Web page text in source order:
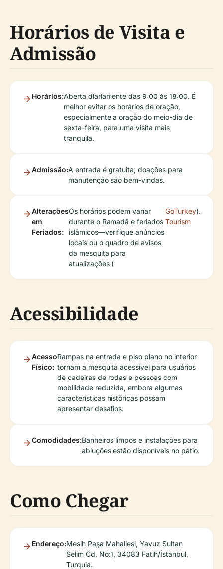
Horários de Visita e
Admissão
Horários:Aberta diariamente das 9:00 às 18:00. É
melhor evitar os horários de oração,
especialmente a oração do meio-dia de
sexta-feira, para uma visita mais
tranquila.
Admissão:A entrada é gratuita; doações para
manutenção são bem-vindas.
Alterações
em
Feriados:
Os horários podem variar
durante o Ramadã e feriados
islâmicos—verifique anúncios
locais ou o quadro de avisos
da mesquita para
atualizações (
GoTurkey
Tourism
).
Acessibilidade
Acesso
Físico:
Rampas na entrada e piso plano no interior
tornam a mesquita acessível para usuários
de cadeiras de rodas e pessoas com
mobilidade reduzida, embora algumas
características históricas possam
apresentar desafios.
Comodidades:Banheiros limpos e instalações para
abluções estão disponíveis no pátio.
Como Chegar
Endereço:Mesih Paşa Mahallesi, Yavuz Sultan
Selim Cd. No:1, 34083 Fatih/İstanbul,
Turquia.